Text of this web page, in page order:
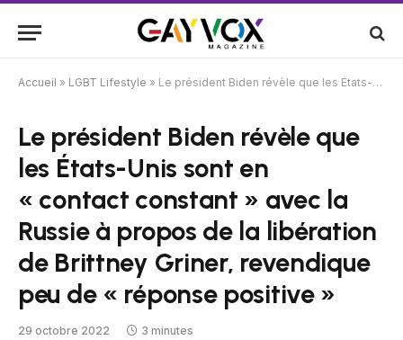
Accueil » LGBT Lifestyle » Le président Biden révèle que les États-Unis sont en « contact constant » avec la Russie à propos de la libération de Brittney Griner, revendique peu de « réponse positive »
Le président Biden révèle que
les États-Unis sont en
« contact constant » avec la
Russie à propos de la libération
de Brittney Griner, revendique
peu de « réponse positive »
29 octobre 2022 3 minutes